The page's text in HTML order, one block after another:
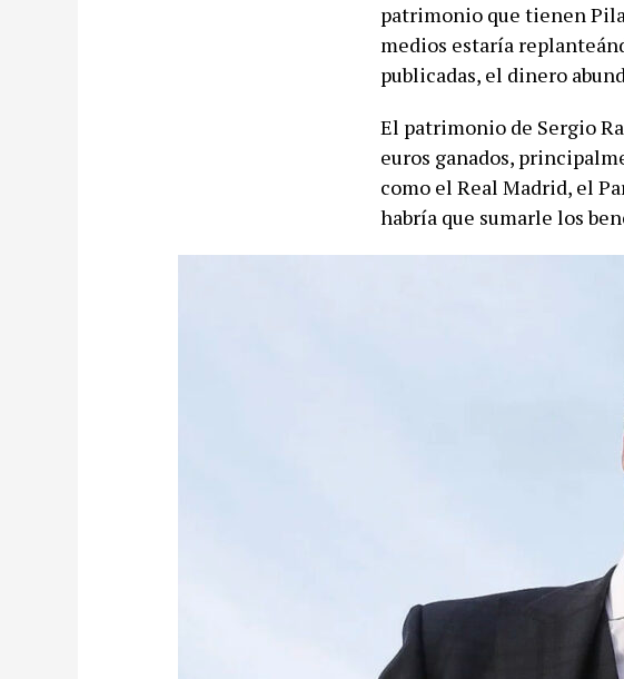
patrimonio que tienen
medios estaría
publicadas, el dinero
El patrimonio de Sergio
euros ganados,
como el Real Madrid, el
habría que sumarle los